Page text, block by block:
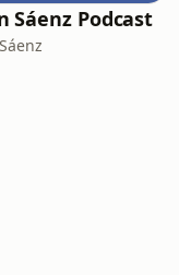
Sáenz Podcast